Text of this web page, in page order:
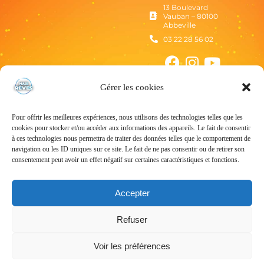
Gérer les cookies
Pour offrir les meilleures expériences, nous utilisons des technologies telles que les
cookies pour stocker et/ou accéder aux informations des appareils. Le fait de consentir
à ces technologies nous permettra de traiter des données telles que le comportement de
navigation ou les ID uniques sur ce site. Le fait de ne pas consentir ou de retirer son
consentement peut avoir un effet négatif sur certaines caractéristiques et fonctions.
Accepter
Refuser
Voir les préférences
13 Boulevard
Vauban – 80100
Abbeville
03 22 28 56 02